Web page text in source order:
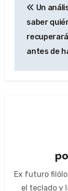
de
Un
saber
antes de
Ex futuro
el teclado y